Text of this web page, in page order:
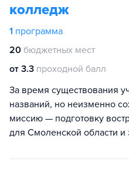
колледж
1 программа
20 бюджетных мест
от 3.3 проходной балл
За время существования
названий, но неизменно
миссию — подготовку
для Смоленской области и